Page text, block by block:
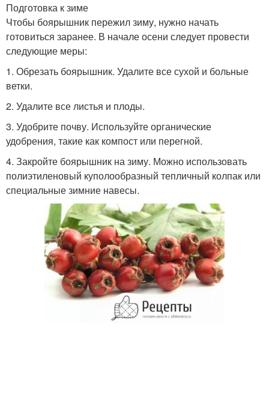
Подготовка к зиме
Чтобы боярышник пережил зиму, нужно начать
готовиться заранее. В начале осени следует провести
следующие меры:
1. Обрезать боярышник. Удалите все сухой и больные
ветки.
2. Удалите все листья и плоды.
3. Удобрите почву. Используйте органические
удобрения, такие как компост или перегной.
4. Закройте боярышник на зиму. Можно использовать
полиэтиленовый куполообразный тепличный колпак или
специальные зимние навесы.